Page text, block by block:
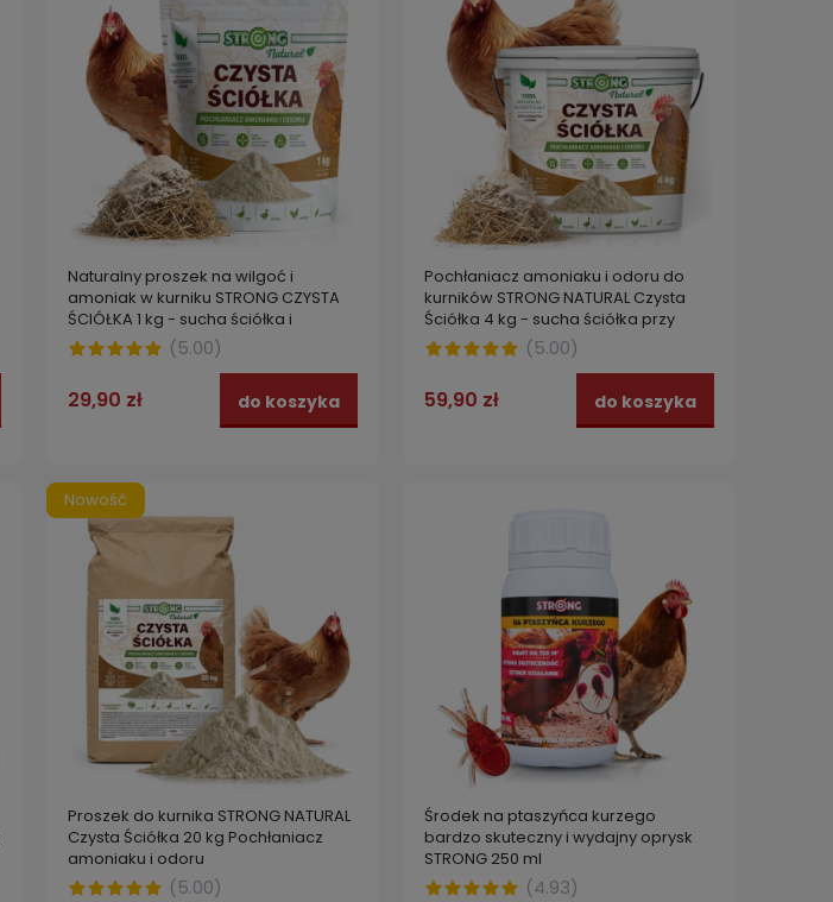
Naturalny proszek na wilgoć i
amoniak w kurniku STRONG CZYSTA
ŚCIÓŁKA 1 kg - sucha ściółka i
świeższe powietrze
(5.00)
29,90 zł do koszyka
Pochłaniacz amoniaku i odoru do
kurników STRONG NATURAL Czysta
Ściółka 4 kg - sucha ściółka przy
ptaszyńcu
(5.00)
59,90 zł do koszyka
Proszek do kurnika STRONG NATURAL
Czysta Ściółka 20 kg Pochłaniacz
amoniaku i odoru
(5.00)
Nowość
Środek na ptaszyńca kurzego
bardzo skuteczny i wydajny oprysk
STRONG 250 ml
(4.93)